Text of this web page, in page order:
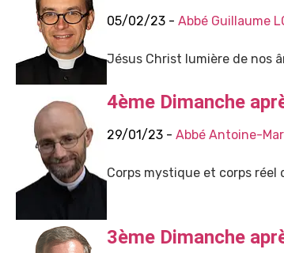
05/02/23 - Abbé Guillaume
Jésus Christ lumière de nos
4ème Dimanche
29/01/23 - Abbé Antoine-
Corps mystique et corps réel
3ème Dimanche